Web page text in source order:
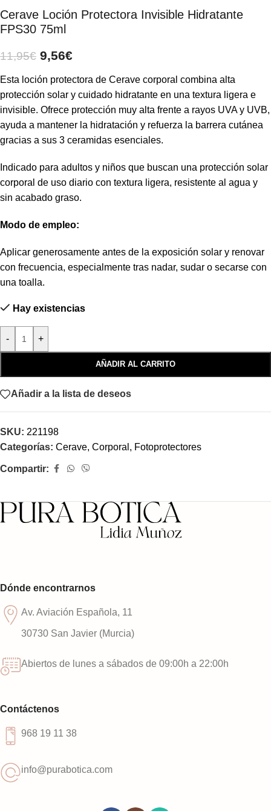
Cerave Loción Protectora Invisible Hidratante
FPS30 75ml
11,95€ 9,56€
Esta loción protectora de Cerave corporal combina alta
protección solar y cuidado hidratante en una textura ligera e
invisible. Ofrece protección muy alta frente a rayos UVA y UVB,
ayuda a mantener la hidratación y refuerza la barrera cutánea
gracias a sus 3 ceramidas esenciales.
Indicado para adultos y niños que buscan una protección solar
corporal de uso diario con textura ligera, resistente al agua y
sin acabado graso.
Modo de empleo:
Aplicar generosamente antes de la exposición solar y renovar
con frecuencia, especialmente tras nadar, sudar o secarse con
una toalla.
Hay existencias
- +
AÑADIR AL CARRITO
Añadir a la lista de deseos
SKU: 221198
Categorías: Cerave, Corporal , Fotoprotectores
Compartir:
Dónde encontrarnos
Av. Aviación Española, 11
30730 San Javier (Murcia)
Abiertos de lunes a sábados de 09:00h a 22:00h
Contáctenos
968 19 11 38
info@purabotica.com